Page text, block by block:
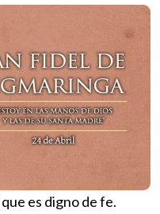
es digno de fe.